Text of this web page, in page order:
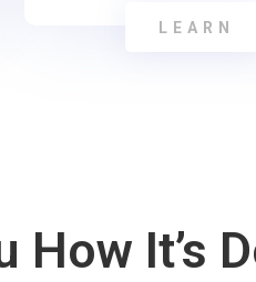
LEARN
How It’s